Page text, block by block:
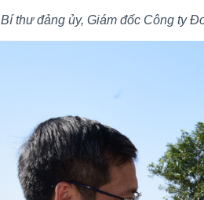
Bí thư đảng ủy, Giám đốc Công ty